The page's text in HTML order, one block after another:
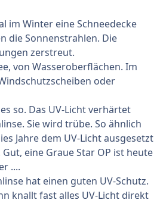
im Winter eine Schneedecke
die Sonnenstrahlen. Die
zerstreut.
von Wasseroberflächen. Im
oder
so. Das UV-Licht verhärtet
Sie wird trübe. So ähnlich
Jahre dem UV-Licht ausgesetzt
eine Graue Star OP ist heute
....
hat einen guten UV-Schutz.
knallt fast alles UV-Licht direkt